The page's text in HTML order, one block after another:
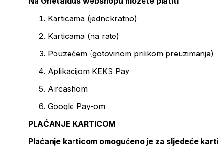
Karticama (jednokratno)
Karticama (na rate)
Pouzećem (gotovinom prilikom preuzimanja)
Aplikacijom KEKS Pay
Aircashom
Google Pay-om
PLAĆANJE KARTICOM
Plaćanje karticom omogućeno je za sljedeće